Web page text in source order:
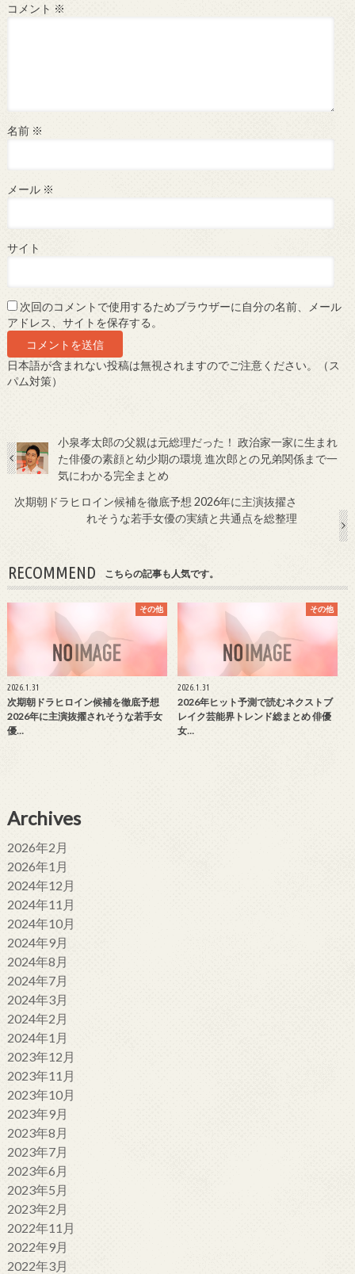
コメント ※
名前 ※
メール ※
サイト
次回のコメントで使用するためブラウザーに自分の名前、メール
アドレス、サイトを保存する。
日本語が含まれない投稿は無視されますのでご注意ください。（ス
パム対策）
小泉孝太郎の父親は元総理だった！ 政治家一家に生まれ
た俳優の素顔と幼少期の環境 進次郎との兄弟関係まで一
気にわかる完全まとめ
次期朝ドラヒロイン候補を徹底予想 2026年に主演抜擢さ
れそうな若手女優の実績と共通点を総整理
RECOMMEND こちらの記事も人気です。
その他
2026.1.31
次期朝ドラヒロイン候補を徹底予想
2026年に主演抜擢されそうな若手女
優…
その他
2026.1.31
2026年ヒット予測で読むネクストブ
レイク芸能界トレンド総まとめ 俳優
女…
Archives
2026年2月
2026年1月
2024年12月
2024年11月
2024年10月
2024年9月
2024年8月
2024年7月
2024年3月
2024年2月
2024年1月
2023年12月
2023年11月
2023年10月
2023年9月
2023年8月
2023年7月
2023年6月
2023年5月
2023年2月
2022年11月
2022年9月
2022年3月